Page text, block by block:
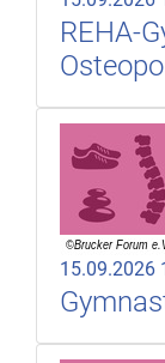
REHA-
15.09.2026